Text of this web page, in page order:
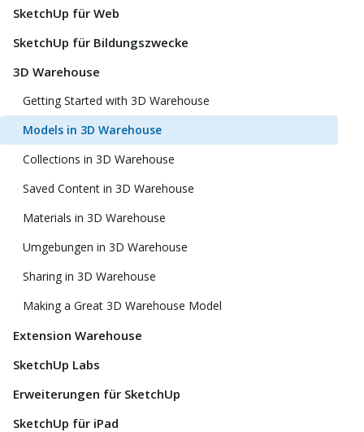
SketchUp für Web
SketchUp für Bildungszwecke
3D Warehouse
Getting Started with 3D Warehouse
Models in 3D Warehouse
Collections in 3D Warehouse
Saved Content in 3D Warehouse
Materials in 3D Warehouse
Umgebungen in 3D Warehouse
Sharing in 3D Warehouse
Making a Great 3D Warehouse Model
Extension Warehouse
SketchUp Labs
Erweiterungen für SketchUp
SketchUp für iPad